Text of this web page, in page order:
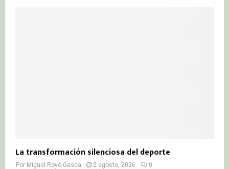
La transformación silenciosa del deporte
Por Miguel Royo Gasca 2 agosto, 2026 0